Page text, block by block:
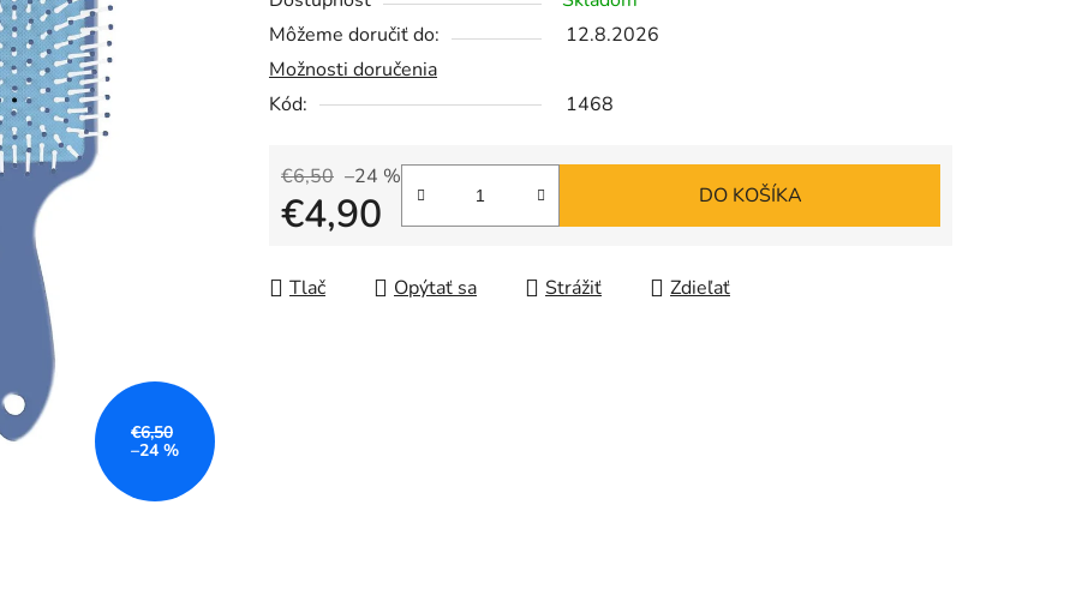
je
0,0
z
5
Môžeme doručiť do:
12.8.2026
Možnosti doručenia
Kód:
1468
€6,50 –24 %
€4,90 DO KOŠÍKA
Tlač Opýtať sa Strážiť Zdieľať
€6,50
–24 %